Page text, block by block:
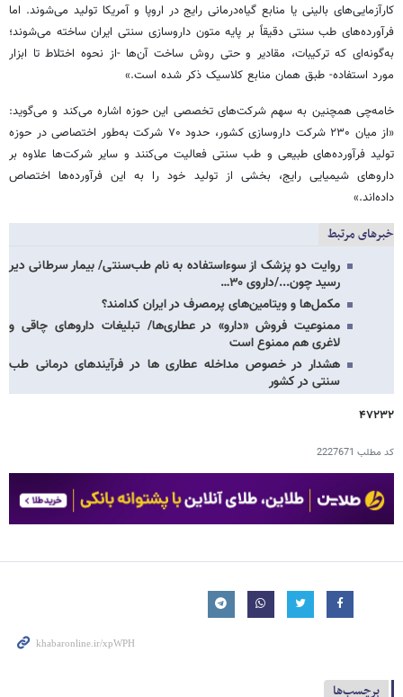
کارآزمایی‌های بالینی یا منابع گیاه‌درمانی رایج در اروپا و آمریکا تولید می‌شوند. اما
فرآورده‌های طب سنتی دقیقاً بر پایه متون داروسازی سنتی ایران ساخته می‌شوند؛
به‌گونه‌ای که ترکیبات، مقادیر و حتی روش ساخت آن‌ها -از نحوه اختلاط تا ابزار
مورد استفاده- طبق همان منابع کلاسیک ذکر شده است.»
خامه‌چی همچنین به سهم شرکت‌های تخصصی این حوزه اشاره می‌کند و می‌گوید:
«از میان ۲۳۰ شرکت داروسازی کشور، حدود ۷۰ شرکت به‌طور اختصاصی در حوزه
تولید فرآورده‌های طبیعی و طب سنتی فعالیت می‌کنند و سایر شرکت‌ها علاوه بر
داروهای شیمیایی رایج، بخشی از تولید خود را به این فرآورده‌ها اختصاص
داده‌اند.»
خبرهای مرتبط
روایت دو پزشک از سوءاستفاده به نام طب‌سنتی/ بیمار سرطانی دیر
رسید چون.../داروی ۳۰…
مکمل‌ها و ویتامین‌های پرمصرف در ایران کدامند؟
ممنوعیت فروش «دارو» در عطاری‌‌ها/ تبلیغات داروهای چاقی و
لاغری هم ممنوع است
هشدار در خصوص مداخله عطاری ها در فرآیندهای درمانی طب
سنتی در کشور
۴۷۲۳۲
کد مطلب 2227671
برچسب‌ها